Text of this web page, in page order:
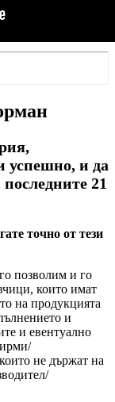
успешно, и да
21
точно от тези
позволим и го
които имат
на продукцията
и
и евентуално
не държат на